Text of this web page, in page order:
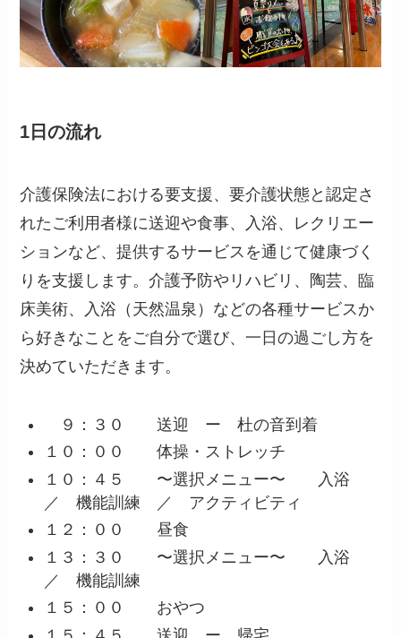
1日の流れ
介護保険法における要支援、要介護状態と認定さ
れたご利用者様に送迎や食事、入浴、レクリエー
ションなど、提供するサービスを通じて健康づく
りを支援します。介護予防やリハビリ、陶芸、臨
床美術、入浴（天然温泉）などの各種サービスか
ら好きなことをご自分で選び、一日の過ごし方を
決めていただきます。
９：３０ 送迎 ー 杜の音到着
１０：００ 体操・ストレッチ
１０：４５ 〜選択メニュー〜 入浴
／ 機能訓練 ／ アクティビティ
１２：００ 昼食
１３：３０ 〜選択メニュー〜 入浴
／ 機能訓練
１５：００ おやつ